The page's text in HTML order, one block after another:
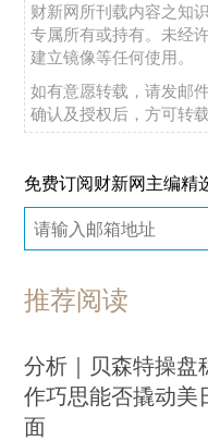
财新网所刊载内容之知
专属所有或持有。未经
建立镜像等任何使用。
如有意愿转载，请发邮
确认及授权后，方可转载
免费订阅财新网主编精
推荐阅读
分析｜贝森特操盘
作巧思能否撬动美
面